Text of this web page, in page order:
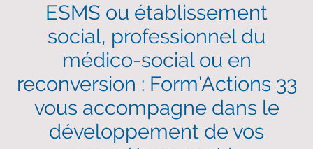
ESMS ou établissement
social, professionnel du
médico-social ou en
reconversion : Form'Actions 33
vous accompagne dans le
développement de vos